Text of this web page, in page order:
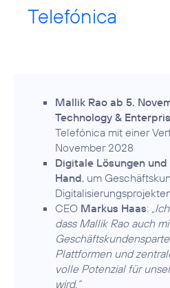
Telefónica
Mallik Rao ab 5.
Technology &
Telefónica mit einer
November 2028
Digitale Lösungen
Hand, um
CEO Markus Haas:
dass Mallik Rao auch
Plattformen und
volle Potenzial für
wird.“